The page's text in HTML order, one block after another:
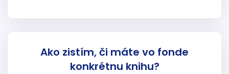
Ako zistím, či máte vo fonde
konkrétnu knihu?